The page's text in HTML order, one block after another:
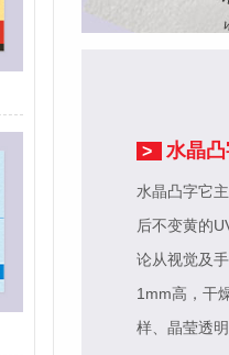
> 水晶
水晶凸字它
后不变黄的
论从视觉及
1mm高，干
样、晶莹透